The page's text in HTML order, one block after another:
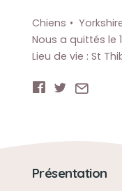
Chiens
Nous a quittés le
Lieu de vie : St
Présentation